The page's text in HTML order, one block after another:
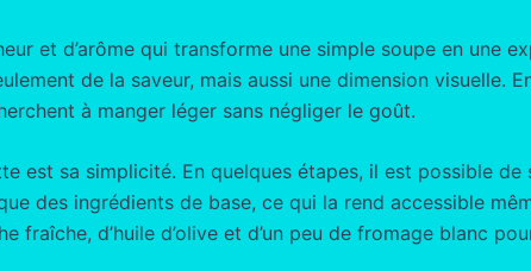
et d’arôme qui transforme une simple soupe en une
de la saveur, mais aussi une dimension visuelle.
à manger léger sans négliger le goût.
est sa simplicité. En quelques étapes, il est possible
des ingrédients de base, ce qui la rend accessible
fraîche, d’huile d’olive et d’un peu de fromage blanc